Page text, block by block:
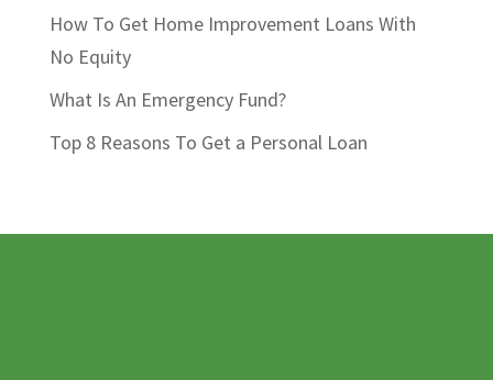
How To Get Home Improvement Loans With
No Equity
What Is An Emergency Fund?
Top 8 Reasons To Get a Personal Loan